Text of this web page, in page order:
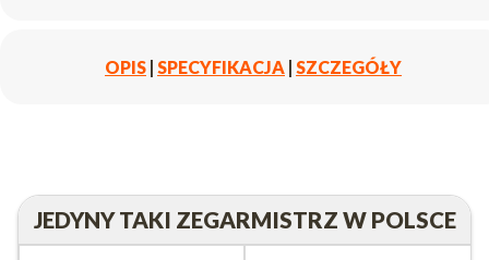
OPIS SPECYFIKACJA SZCZEGÓŁY
JEDYNY TAKI ZEGARMISTRZ W POLSCE